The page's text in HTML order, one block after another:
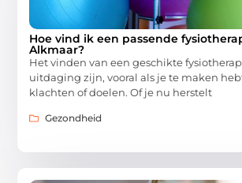
Hoe vind ik een passende
Alkmaar?
Het vinden van een geschikte
uitdaging zijn, vooral als je te maken
klachten of doelen. Of je nu herstelt
Gezondheid